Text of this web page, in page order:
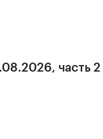
часть 2